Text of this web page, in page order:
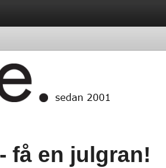
få en julgran!